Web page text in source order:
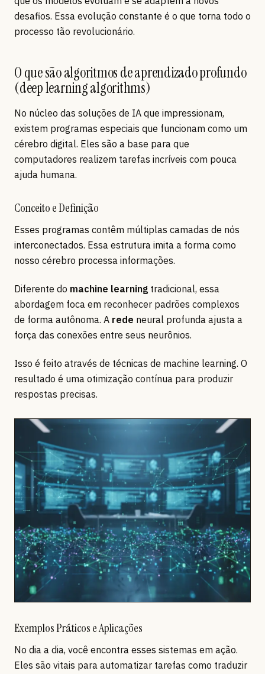
desafios. Essa evolução constante é o que torna todo o
processo tão revolucionário.
O que são algoritmos de aprendizado profundo
(deep learning algorithms)
No núcleo das soluções de IA que impressionam,
existem programas especiais que funcionam como um
cérebro digital. Eles são a base para que
computadores realizem tarefas incríveis com pouca
ajuda humana.
Conceito e Definição
Esses programas contêm múltiplas camadas de nós
interconectados. Essa estrutura imita a forma como
nosso cérebro processa informações.
Diferente do machine learning tradicional, essa
abordagem foca em reconhecer padrões complexos
de forma autônoma. A rede neural profunda ajusta a
força das conexões entre seus neurônios.
Isso é feito através de técnicas de machine learning. O
resultado é uma otimização contínua para produzir
respostas precisas.
Exemplos Práticos e Aplicações
No dia a dia, você encontra esses sistemas em ação.
Eles são vitais para automatizar tarefas como traduzir